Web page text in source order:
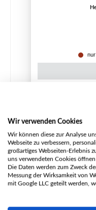
Wir verwenden Cookies
Wir können diese zur Analyse
Webseite zu verbessern,
großartiges Webseiten-Erlebnis
uns verwendeten Cookies
Die Daten werden zum Zweck
Messung der Wirksamkeit von
mit Google LLC geteilt werden,